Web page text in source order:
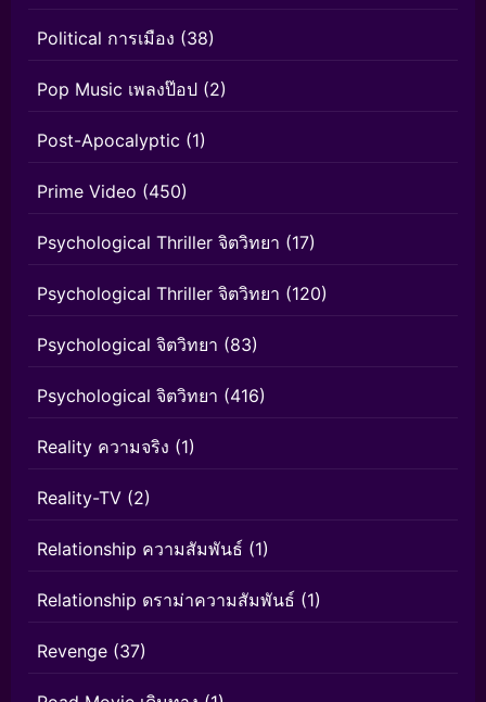
Political การเมือง (38)
Pop Music เพลงป๊อป (2)
Post-Apocalyptic (1)
Prime Video (450)
Psychological Thriller จิตวิทยา (17)
Psychological Thriller จิตวิทยา (120)
Psychological จิตวิทยา (83)
Psychological จิตวิทยา (416)
Reality ความจริง (1)
Reality-TV (2)
Relationship ความสัมพันธ์ (1)
Relationship ดราม่าความสัมพันธ์ (1)
Revenge (37)